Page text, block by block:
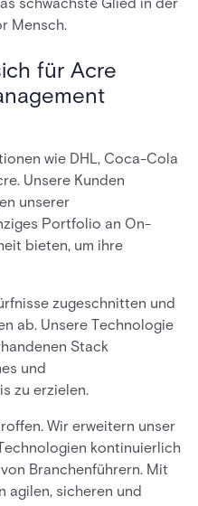
Mensch.
für Acre
wie DHL, Coca-Cola
Unsere Kunden
unserer
Portfolio an On-
bieten, um ihre
zugeschnitten und
ab. Unsere Technologie
Stack
und
zu erzielen.
Wir erweitern unser
kontinuierlich
Branchenführern. Mit
agilen, sicheren und